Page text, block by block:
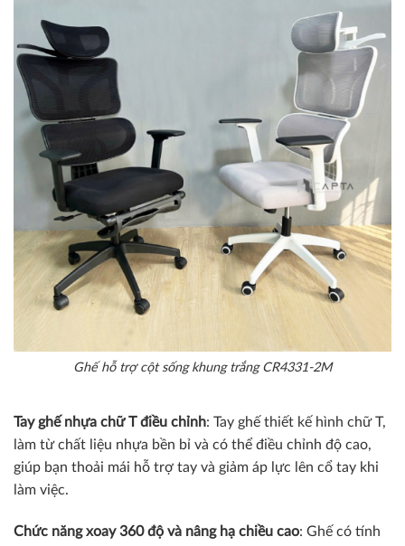
Ghế hỗ trợ cột sống khung trắng CR4331-2M
Tay ghế nhựa chữ T điều chỉnh: Tay ghế thiết kế hình chữ T,
làm từ chất liệu nhựa bền bỉ và có thể điều chỉnh độ cao,
giúp bạn thoải mái hỗ trợ tay và giảm áp lực lên cổ tay khi
làm việc.
Chức năng xoay 360 độ và nâng hạ chiều cao: Ghế có tính